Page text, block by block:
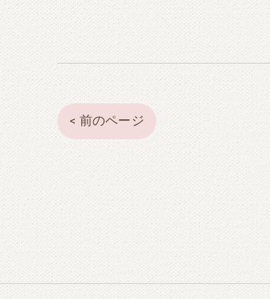
< 前のページ